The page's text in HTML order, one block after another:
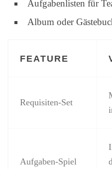
Aufgabenlisten für
Album oder
FEATURE
Requisiten-Set
Aufgaben-Spiel